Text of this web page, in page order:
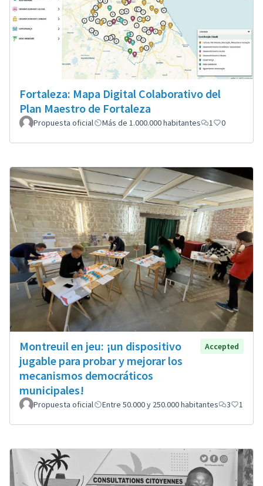
Fortaleza: Mapa Digital Colaborativo del
Plan Maestro de Fortaleza
Propuesta oficial Más de 1.000.000 habitantes 1 0
Montreuil en jeu: ¡un dispositivo
jugable para probar y mejorar los
mecanismos democráticos
municipales!
Accepted
Propuesta oficial Entre 50.000 y 250.000 habitantes 3 1